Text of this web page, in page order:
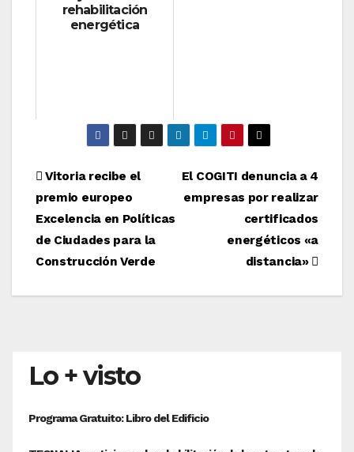
rehabilitación
energética
Navegación
de
entradas
El COGITI denuncia a 4
empresas por realizar
certificados
energéticos «a
distancia»
Vitoria recibe el
premio europeo
Excelencia en Políticas
de Ciudades para la
Construcción Verde
Lo + visto